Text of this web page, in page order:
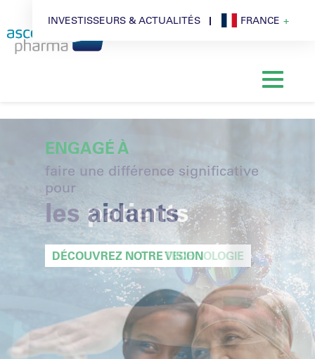
INVESTISSEURS & ACTUALITÉS FRANCE
ENGAGÉ À
faire une différence significative
pour
les aidants
DÉCOUVREZ NOTRE VISION